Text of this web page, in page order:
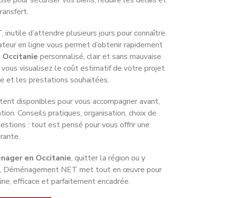
d’attendre plusieurs jours pour connaître
en ligne vous permet d’obtenir rapidement
personnalisé, clair et sans mauvaise
vous visualisez le coût estimatif de votre projet
et les prestations souhaitées.
disponibles pour vous accompagner avant,
Conseils pratiques, organisation, choix de
: tout est pensé pour vous offrir une
en Occitanie, quitter la région ou y
Déménagement NET met tout en œuvre pour
efficace et parfaitement encadrée.